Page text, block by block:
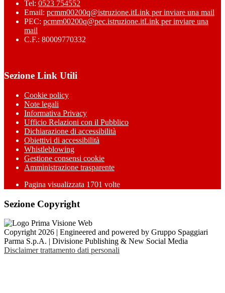
Tel: 0523 754552
Email: pcmm00200q@istruzione.itLink per inviare una mail
PEC: pcmm00200q@pec.istruzione.itLink per inviare una
mail
C.F.: 80009770332
Sezione Link Utili
Cookie policy
Note legali
Informativa Privacy
Ufficio Relazioni con il Pubblico
Dichiarazione di accessibilità
Obiettivi di accessibilità
Whistleblowing
Gestione consensi cookie
Amministrazione trasparente
Pagina visualizzata 1701 volte
Sezione Copyright
Copyright 2026 | Engineered and powered by Gruppo Spaggiari
Parma S.p.A. | Divisione Publishing & New Social Media
Disclaimer trattamento dati personali